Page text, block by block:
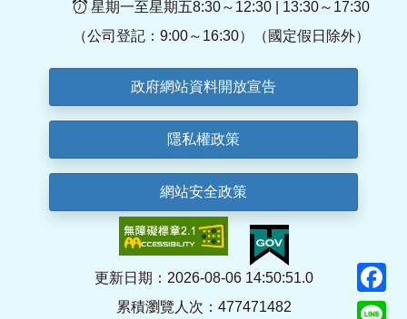
星期一至星期五8:30～12:30 | 13:30～17:30
（公司登記：9:00～16:30）（國定假日除外）
政府網站資料開放宣告
隱私權政策
網站安全政策
更新日期：2026-08-06 14:50:51.0
累積瀏覽人次：477471482